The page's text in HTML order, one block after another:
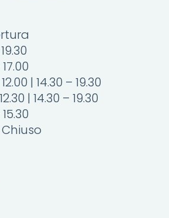
| 14.30 – 19.30
| 14.30 – 19.30